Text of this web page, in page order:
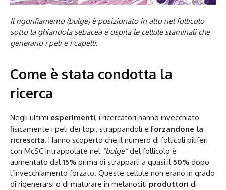
Il rigonfiamento (bulge) è posizionato in alto nel follicolo
sotto la ghiandola sebacea e ospita le cellule staminali che
generano i peli e i capelli.
Come è stata condotta la
ricerca
Negli ultimi esperimenti, i ricercatori hanno invecchiato
fisicamente i peli dei topi, strappandoli eforzandone la
ricrescita. Hanno scoperto che il numero di follicoli piliferi
con McSC intrappolate nel “bulge”del follicolo è
aumentato dal15% prima di strapparli a quasi il50% dopo
l’invecchiamento forzato. Queste cellule non erano in grado
di rigenerarsi o di maturare in melanociti produttori di